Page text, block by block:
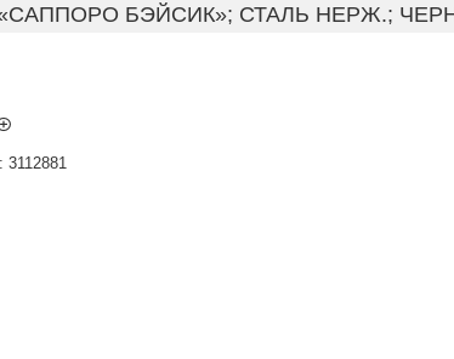
БЭЙСИК»; СТАЛЬ НЕРЖ.;
3112881